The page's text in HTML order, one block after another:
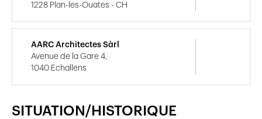
SITUATION/HISTORIQUE
1228 Plan-les-Ouates - CH
AARC Architectes Sàrl
Avenue de la Gare 4,
1040 Echallens